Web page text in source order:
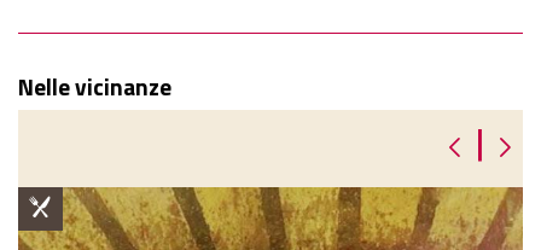
Nelle vicinanze
|